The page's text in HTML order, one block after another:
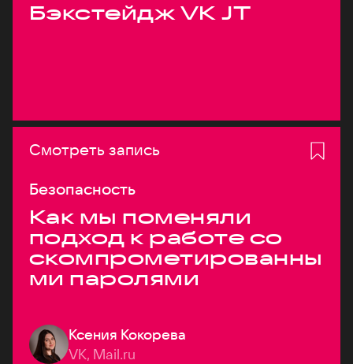
Бэкстейдж VK JT
Смотреть запись
Безопасность
Как мы поменяли
подход к работе со
скомпрометированны
ми паролями
Ксения Кокорева
VK, Mail.ru